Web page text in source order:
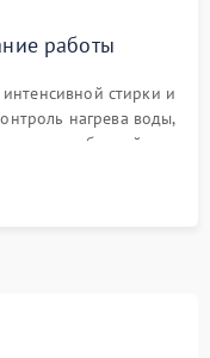
работы
стирки и
нагрева воды,
вибраций,
под корпусом.